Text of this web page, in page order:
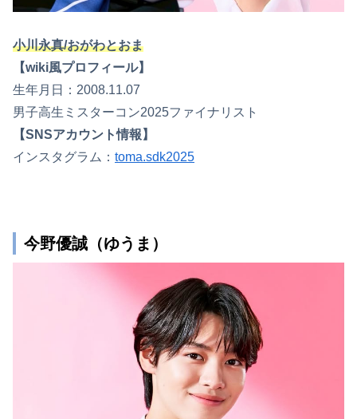
小川永真/おがわとおま
【wiki風プロフィール】
生年月日：2008.11.07
男子高生ミスターコン2025ファイナリスト
【SNSアカウント情報】
インスタグラム： toma.sdk2025
今野優誠（ゆうま）